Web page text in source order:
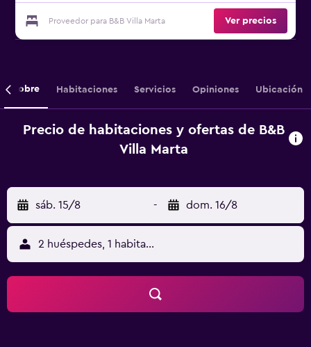
Proveedor para B&B Villa Marta Ver precios
Sobre Habitaciones Servicios Opiniones Ubicación
Precio de habitaciones y ofertas de B&B
Villa Marta
sáb. 15/8 - dom. 16/8
2 huéspedes, 1 habitación